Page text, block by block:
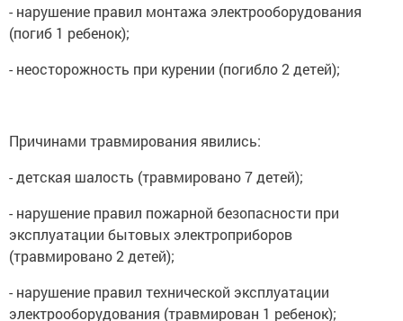
- нарушение правил монтажа электрооборудования
(погиб 1 ребенок);
- неосторожность при курении (погибло 2 детей);
Причинами травмирования явились:
- детская шалость (травмировано 7 детей);
- нарушение правил пожарной безопасности при
эксплуатации бытовых электроприборов
(травмировано 2 детей);
- нарушение правил технической эксплуатации
электрооборудования (травмирован 1 ребенок);